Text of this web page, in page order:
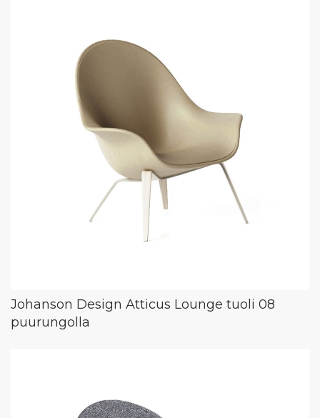
Johanson Design Atticus Lounge tuoli 08
puurungolla